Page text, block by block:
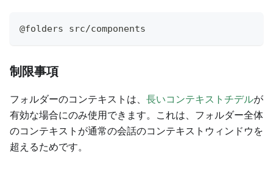
@folders src/components
制限事項
フォルダーのコンテキストは、 長いコンテキストチデルが
有効な場合にのみ使用できます。これは、フォルダー全体
のコンテキストが通常の会話のコンテキストウィンドウを
超えるためです。